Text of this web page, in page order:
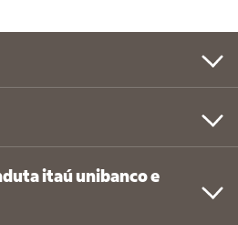
itaú unibanco e